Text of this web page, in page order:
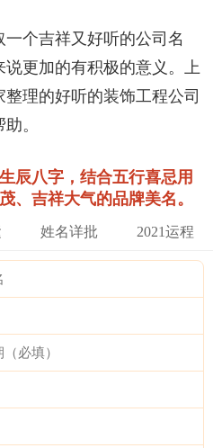
个吉祥又好听的公司名
更加的有积极的意义。上
理的好听的装饰工程公司
。
辰八字，结合五行喜忌用
、吉祥大气的品牌美名。
姓名详批 2021运程